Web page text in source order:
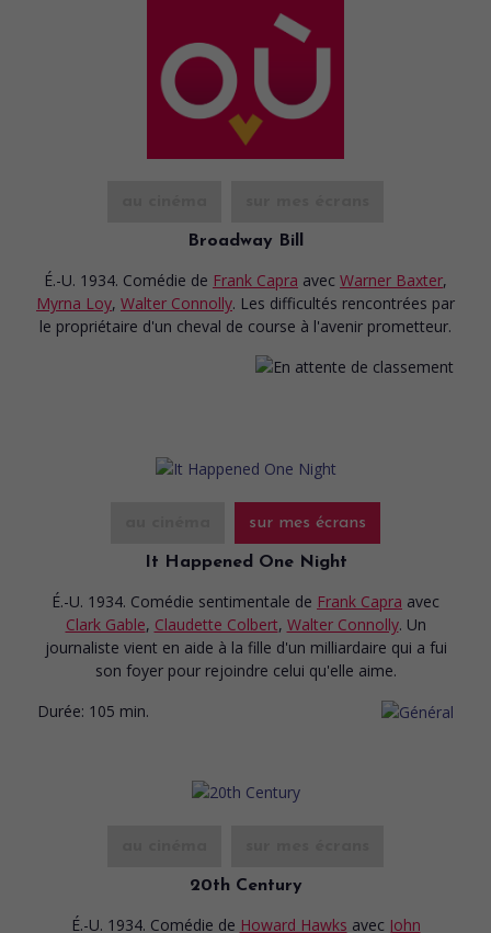
Broadway Bill
É.-U. 1934. Comédie de Frank Capra avec Warner Baxter,
Myrna Loy, Walter Connolly. Les difficultés rencontrées par
le propriétaire d'un cheval de course à l'avenir prometteur.
sur mes écrans
It Happened One Night
É.-U. 1934. Comédie sentimentale de Frank Capra avec
Clark Gable, Claudette Colbert, Walter Connolly. Un
journaliste vient en aide à la fille d'un milliardaire qui a fui
son foyer pour rejoindre celui qu'elle aime.
Durée: 105 min.
20th Century
É.-U. 1934. Comédie de Howard Hawks avec John